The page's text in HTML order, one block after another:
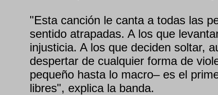
"Esta canción le canta a todas las
sentido atrapadas. A los que
injusticia. A los que deciden soltar,
despertar de cualquier forma de
pequeño hasta lo macro– es el
libres", explica la banda.